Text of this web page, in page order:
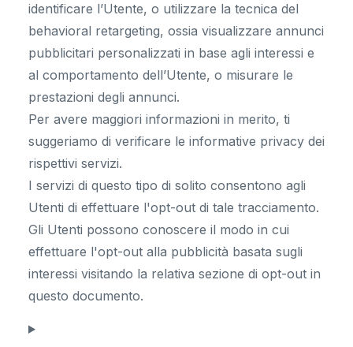
identificare l’Utente, o utilizzare la tecnica del
behavioral retargeting, ossia visualizzare annunci
pubblicitari personalizzati in base agli interessi e
al comportamento dell’Utente, o misurare le
prestazioni degli annunci.
Per avere maggiori informazioni in merito, ti
suggeriamo di verificare le informative privacy dei
rispettivi servizi.
I servizi di questo tipo di solito consentono agli
Utenti di effettuare l'opt-out di tale tracciamento.
Gli Utenti possono conoscere il modo in cui
effettuare l'opt-out alla pubblicità basata sugli
interessi visitando la relativa sezione di opt-out in
questo documento.